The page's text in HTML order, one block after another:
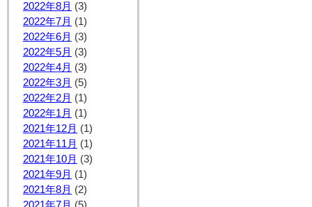
2022年8月 (3)
2022年7月 (1)
2022年6月 (3)
2022年5月 (3)
2022年4月 (3)
2022年3月 (5)
2022年2月 (1)
2022年1月 (1)
2021年12月 (1)
2021年11月 (1)
2021年10月 (3)
2021年9月 (1)
2021年8月 (2)